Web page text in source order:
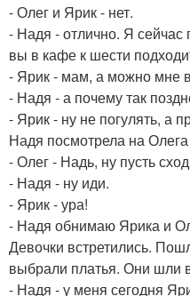
- Олег и Ярик - нет.
- Надя - отлично. Я сейчас
вы в кафе к шести
- Ярик - мам, а можно мне
- Надя - а почему так
- Ярик - ну не погулять, а
Надя посмотрела на
- Олег - Надь, ну пусть
- Надя - ну иди.
- Ярик - ура!
- Надя обнимаю Ярика и
Девочки встретились.
выбрали платья. Они шли
- Надя - у меня сегодня